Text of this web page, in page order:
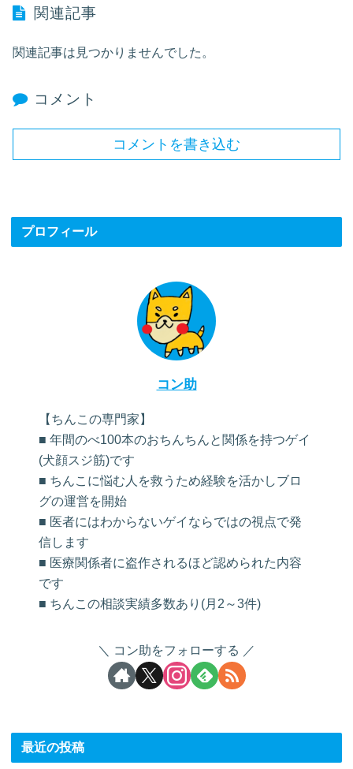
関連記事
関連記事は見つかりませんでした。
コメント
コメントを書き込む
プロフィール
コン助
【ちんこの専門家】
■ 年間のべ100本のおちんちんと関係を持つゲイ
(犬顔スジ筋)です
■ ちんこに悩む人を救うため経験を活かしブロ
グの運営を開始
■ 医者にはわからないゲイならではの視点で発
信します
■ 医療関係者に盗作されるほど認められた内容
です
■ ちんこの相談実績多数あり(月2～3件)
コン助をフォローする
最近の投稿